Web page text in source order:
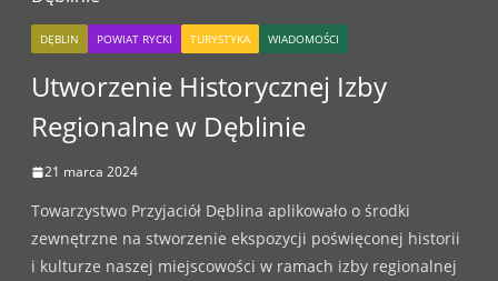
DĘBLIN POWIAT RYCKI TURYSTYKA WIADOMOŚCI
Utworzenie Historycznej Izby
Regionalne w Dęblinie
21 marca 2024
Towarzystwo Przyjaciół Dęblina aplikowało o środki
zewnętrzne na stworzenie ekspozycji poświęconej historii
i kulturze naszej miejscowości w ramach izby regionalnej